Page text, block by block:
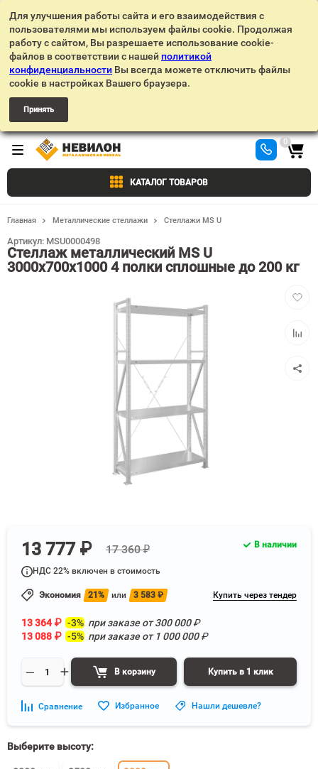
Для улучшения работы сайта и его взаимодействия с
пользователями мы используем файлы cookie. Продолжая
работу с сайтом, Вы разрешаете использование cookie-
файлов в соответствии с нашей политикой
конфиденциальности Вы всегда можете отключить файлы
cookie в настройках Вашего браузера.
Принять
КАТАЛОГ ТОВАРОВ
0
Главная Металлические стеллажи Стеллажи MS U
Стеллаж металлический MS U
3000х700х1000 4 полки сплошные до 200 кг
Артикул: MSU0000498
13 777 ₽ 17 360 ₽
НДС 22% включен в стоимость
Экономия 21% или 3 583 ₽ Купить через тендер
13 364₽ -3% при заказе от300 000₽
13 088 ₽ -5% при заказе от 1 000 000₽
В корзину Купить в 1 клик
В наличии
Сравнение Избранное Нашли дешевле?
Выберите высоту: